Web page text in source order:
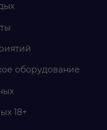
оборудование
18+